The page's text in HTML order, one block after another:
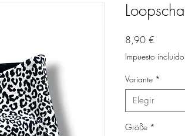
8,90 €
Impuesto incluido
Variante *
Elegir
Größe *